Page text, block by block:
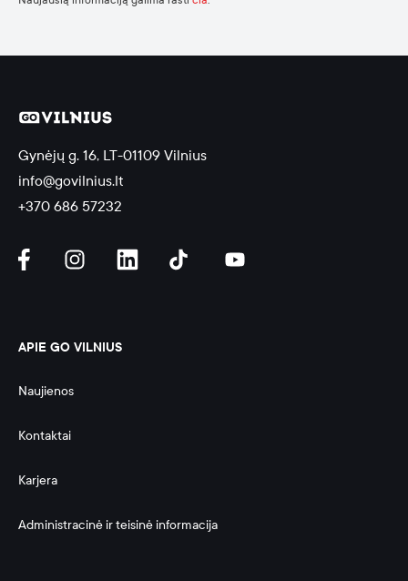
Gynėjų g. 16, LT-01109 Vilnius
info@govilnius.lt
+370 686 57232
APIE GO VILNIUS
Naujienos
Kontaktai
Karjera
Administracinė ir teisinė informacija